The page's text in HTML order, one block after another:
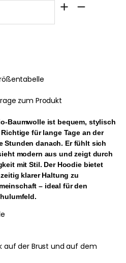
zum Produkt
Baumwolle ist bequem, stylisch
für lange Tage an der
Stunden danach. Er fühlt sich
modern aus und zeigt durch
mit Stil. Der Hoodie bietet
klarer Haltung zu
– ideal für den
auf der Brust und auf dem